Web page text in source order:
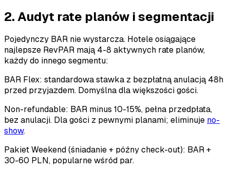
2. Audyt rate planów i segmentacji
Pojedynczy BAR nie wystarcza. Hotele osiągające
najlepsze RevPAR mają 4-8 aktywnych rate planów,
każdy do innego segmentu:
BAR Flex: standardowa stawka z bezpłatną anulacją 48h
przed przyjazdem. Domyślna dla większości gości.
Non-refundable: BAR minus 10-15%, pełna przedpłata,
bez anulacji. Dla gości z pewnymi planami; eliminuje no-
show.
Pakiet Weekend (śniadanie + późny check-out): BAR +
30-60 PLN, popularne wśród par.